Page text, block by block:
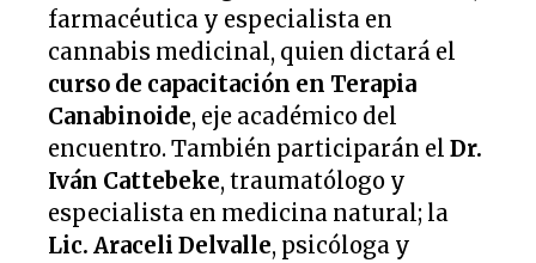
farmacéutica y especialista en
cannabis medicinal, quien dictará el
curso de capacitación en Terapia
Canabinoide, eje académico del
encuentro. También participarán el Dr.
Iván Cattebeke, traumatólogo y
especialista en medicina natural; la
Lic. Araceli Delvalle, psicóloga y